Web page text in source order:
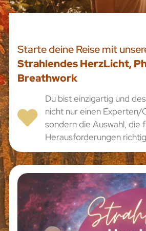
Starte deine Reise mit
Strahlendes HerzLicht,
Breathwork
Du bist einzigartig und
nicht nur einen Experten/
sondern die Auswahl, die
Herausforderungen